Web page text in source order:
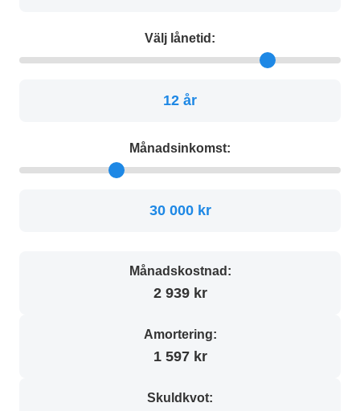
Välj lånetid:
12 år
Månadsinkomst:
30 000 kr
Månadskostnad:
2 939 kr
Amortering:
1 597 kr
Skuldkvot: